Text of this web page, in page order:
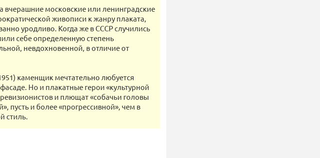
вчерашние московские или ленинградские
живописи к жанру плаката,
уродливо. Когда же в СССР случились
себе определенную степень
невдохновенной, в отличие от
каменщик мечтательно любуется
Но и плакатные герои «культурной
и плющат «собачьи головы
пусть и более «прогрессивной», чем в
стиль.